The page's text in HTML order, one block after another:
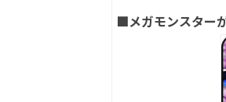
■メガモンスター